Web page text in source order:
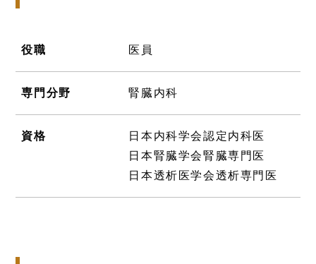
役職 医員
専門分野 腎臓内科
資格
日本内科学会認定内科医
日本腎臓学会腎臓専門医
日本透析医学会透析専門医